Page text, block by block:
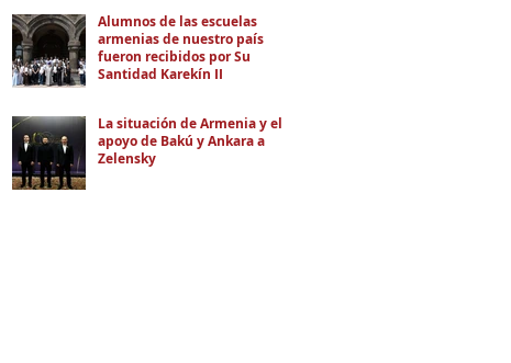
Alumnos de las escuelas
armenias de nuestro país
fueron recibidos por Su
Santidad Karekín II
La situación de Armenia y el
apoyo de Bakú y Ankara a
Zelensky